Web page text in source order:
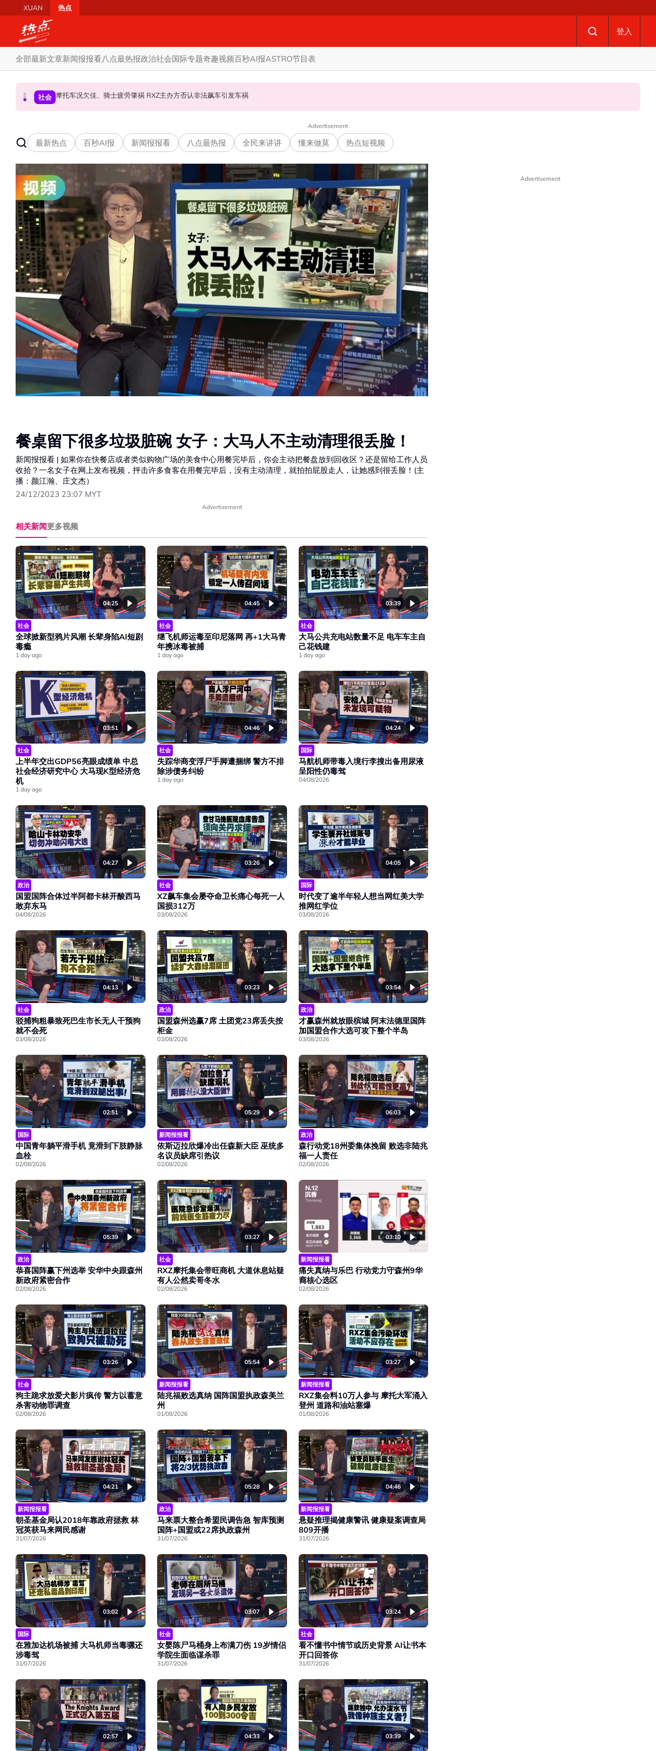
Skip to main content
XUAN 热点
登入
全部最新文章新闻报报看八点最热报政治社会国际专题奇趣视频百秒AI报ASTRO节目表
财经 SST成华商远离希盟因素？ 阿末马斯兰：华裔商家更倾向GST机制
社会 摩托车况欠佳、骑士疲劳肇祸 RXZ主办方否认非法飙车引发车祸
政治 柔森州选合作奏效 阿末马斯兰吁国阵国盟携手迎战甲州选
Advertisement
最新热点 百秒AI报 新闻报报看 八点最热报 全民来讲讲 懂来做莫 热点短视频
餐桌留下很多垃圾脏碗 女子：大马人不主动清理很丢脸！
新闻报报看 | 如果你在快餐店或者类似购物广场的美食中心用餐完毕后，你会主动把餐盘放到回收区？还是留给工作人员
收拾？一名女子在网上发布视频，抨击许多食客在用餐完毕后，没有主动清理，就拍拍屁股走人，让她感到很丢脸！(主
播：颜江瀚、庄文杰）
24/12/2023 23:07 MYT
Advertisement
相关新闻更多视频
04:25
社会
全球掀新型鸦片风潮 长辈身陷AI短剧
毒瘾
1 day ago
04:45
社会
继飞机师运毒至印尼落网 再+1大马青
年携冰毒被捕
1 day ago
03:39
社会
大马公共充电站数量不足 电车车主自
己花钱建
1 day ago
03:51
社会
上半年交出GDP56亮眼成绩单 中总
社会经济研究中心 大马现K型经济危
机
1 day ago
04:46
社会
失踪华商变浮尸手脚遭捆绑 警方不排
除涉债务纠纷
1 day ago
04:24
国际
马航机师带毒入境行李搜出备用尿液
呈阳性仍毒驾
04/08/2026
04:27
政治
国盟国阵合体过半阿都卡林开酸西马
敢弃东马
04/08/2026
03:26
社会
XZ飙车集会屡夺命卫长痛心每死一人
国损312万
03/08/2026
04:05
国际
时代变了逾半年轻人想当网红美大学
推网红学位
03/08/2026
04:13
社会
驳捕狗粗暴致死巴生市长无人干预狗
就不会死
03/08/2026
03:23
政治
国盟森州选赢7席 土团党23席丢失按
柜金
03/08/2026
03:54
政治
才赢森州就放眼槟城 阿末法德里国阵
加国盟合作大选可攻下整个半岛
03/08/2026
02:51
国际
中国青年躺平滑手机 竟滑到下肢静脉
血栓
02/08/2026
05:29
新闻报报看
依斯迈拉欣爆冷出任森新大臣 巫统多
名议员缺席引热议
02/08/2026
06:03
政治
森行动党18州委集体挽留 败选非陆兆
福一人责任
02/08/2026
05:39
政治
恭喜国阵赢下州选举 安华中央跟森州
新政府紧密合作
02/08/2026
03:27
社会
RXZ摩托集会带旺商机 大道休息站疑
有人公然卖哥冬水
02/08/2026
03:10
新闻报报看
痛失真纳与乐巴 行动党力守森州9华
裔核心选区
02/08/2026
03:26
社会
狗主跪求放爱犬影片疯传 警方以蓄意
杀害动物罪调查
02/08/2026
05:54
新闻报报看
陆兆福败选真纳 国阵国盟执政森美兰
州
01/08/2026
03:27
新闻报报看
RXZ集会料10万人参与 摩托大军涌入
登州 道路和油站塞爆
01/08/2026
04:21
新闻报报看
朝圣基金局认2018年靠政府拯救 林
冠英获马来网民感谢
31/07/2026
05:28
政治
马来票大整合希盟民调告急 智库预测
国阵+国盟或22席执政森州
31/07/2026
04:46
新闻报报看
悬疑推理揭健康警讯 健康疑案调查局
809开播
31/07/2026
03:02
国际
在雅加达机场被捕 大马机师当毒骡还
涉毒驾
31/07/2026
03:07
社会
女婴陈尸马桶身上布满刀伤 19岁情侣
学院生面临谋杀罪
31/07/2026
03:24
社会
看不懂书中情节或历史背景 AI让书本
开口回答你
31/07/2026
02:57 04:33 03:39
Advertisement